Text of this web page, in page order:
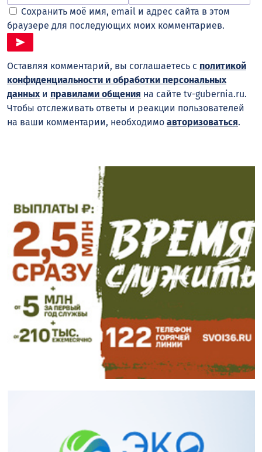
Сохранить моё имя, email и адрес сайта в этом
браузере для последующих моих комментариев.
Оставляя комментарий, вы соглашаетесь с политикой
конфиденциальности и обработки персональных
данныхи правилами общения на сайте tv-gubernia.ru.
Чтобы отслеживать ответы и реакции пользователей
на ваши комментарии, необходимо авторизоваться.